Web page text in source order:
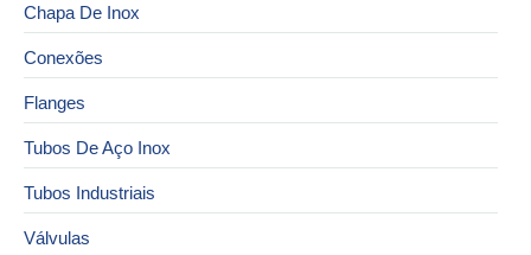
Chapa De Inox
Conexões
Flanges
Tubos De Aço Inox
Tubos Industriais
Válvulas